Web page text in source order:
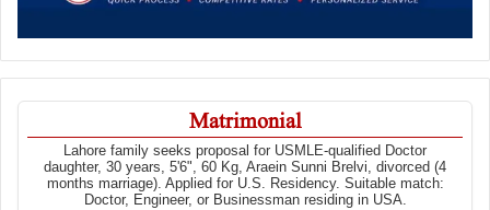
Matrimonial
Lahore family seeks proposal for USMLE-qualified Doctor
daughter, 30 years, 5'6", 60 Kg, Araein Sunni Brelvi, divorced (4
months marriage). Applied for U.S. Residency. Suitable match:
Doctor, Engineer, or Businessman residing in USA.